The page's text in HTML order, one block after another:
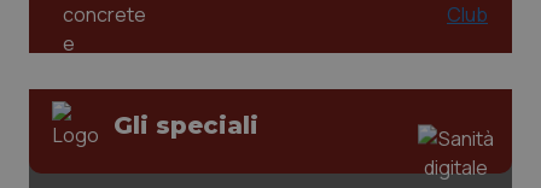
Gli speciali
.quotidianosanita.it
mese